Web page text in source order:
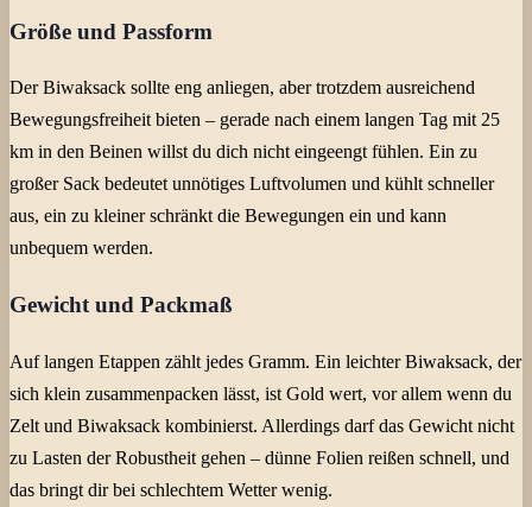
Größe und Passform
Der Biwaksack sollte eng anliegen, aber trotzdem ausreichend
Bewegungsfreiheit bieten – gerade nach einem langen Tag mit 25
km in den Beinen willst du dich nicht eingeengt fühlen. Ein zu
großer Sack bedeutet unnötiges Luftvolumen und kühlt schneller
aus, ein zu kleiner schränkt die Bewegungen ein und kann
unbequem werden.
Gewicht und Packmaß
Auf langen Etappen zählt jedes Gramm. Ein leichter Biwaksack, der
sich klein zusammenpacken lässt, ist Gold wert, vor allem wenn du
Zelt und Biwaksack kombinierst. Allerdings darf das Gewicht nicht
zu Lasten der Robustheit gehen – dünne Folien reißen schnell, und
das bringt dir bei schlechtem Wetter wenig.